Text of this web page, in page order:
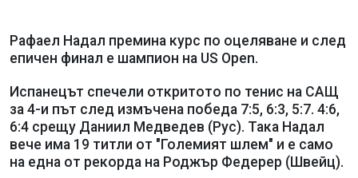
Рафаел Надал премина курс по оцеляване и след
епичен финал е шампион на US Open.
Испанецът спечели откритото по тенис на САЩ
за 4-и път след измъчена победа 7:5, 6:3, 5:7. 4:6,
6:4 срещу Даниил Медведев (Рус). Така Надал
вече има 19 титли от "Големият шлем" и е само
на една от рекорда на Роджър Федерер (Швейц).